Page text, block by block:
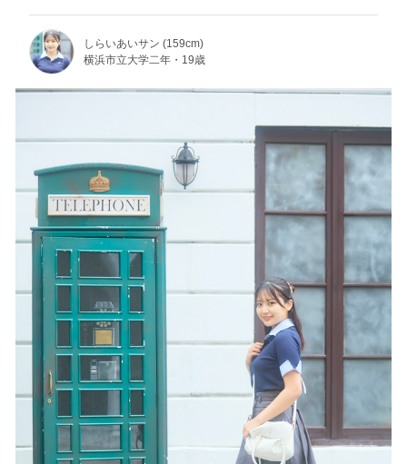
しらいあいサン (159cm)
横浜市立大学二年・19歳